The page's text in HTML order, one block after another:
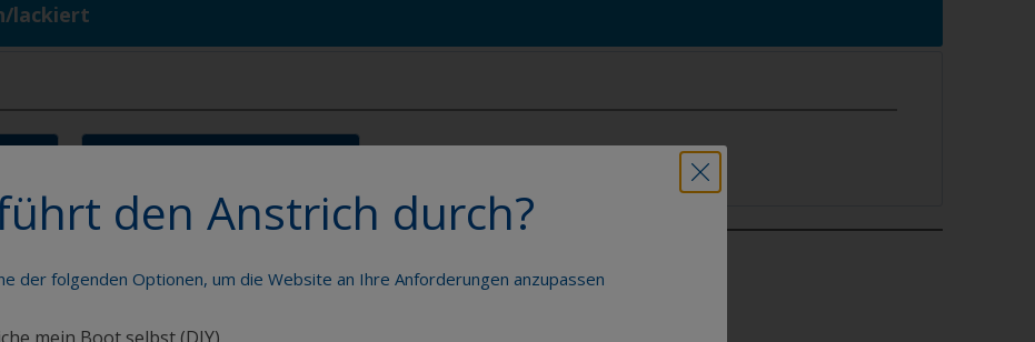
lackiert
den Anstrich durch?
der folgenden Optionen, um die Website an Ihre Anforderungen anzupassen